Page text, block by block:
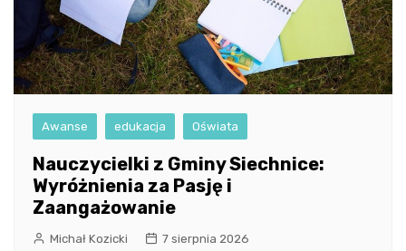
Awanse edukacja Oświata
Nauczycielki z Gminy Siechnice:
Wyróżnienia za Pasję i
Zaangażowanie
Michał Kozicki 7 sierpnia 2026